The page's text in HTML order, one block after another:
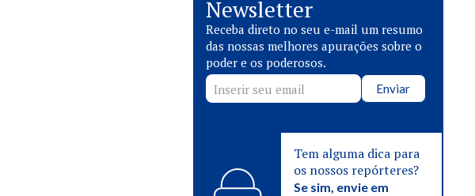
Newsletter
Receba direto no seu e-mail um resumo
das nossas melhores apurações sobre o
poder e os poderosos.
Enviar
Tem alguma dica para
os nossos repórteres?
Se sim, envie em